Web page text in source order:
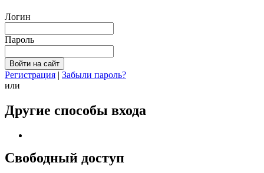
Логин
Пароль
Регистрация | Забыли пароль?
или
Другие способы входа
Свободный доступ